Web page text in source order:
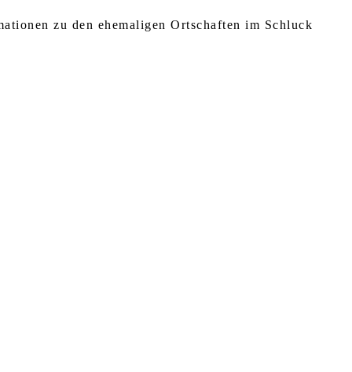
zu den ehemaligen Ortschaften im Schluck